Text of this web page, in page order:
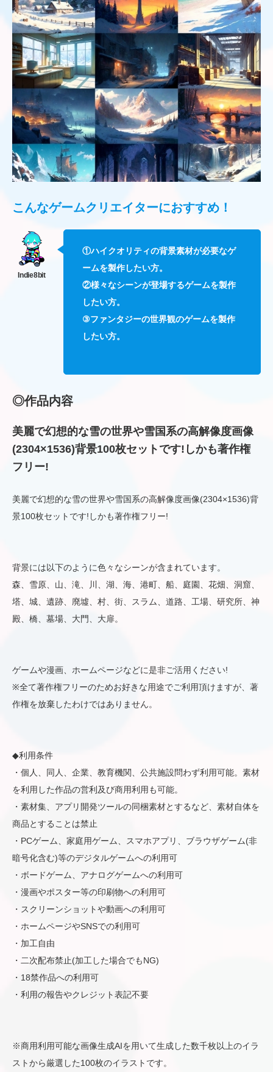
こんなゲームクリエイターにおすすめ！
①ハイクオリティの背景素材が必要なゲ
ームを製作したい方。
②様々なシーンが登場するゲームを製作
したい方。
③ファンタジーの世界観のゲームを製作
したい方。
◎作品内容
美麗で幻想的な雪の世界や雪国系の高解像度画像
(2304×1536)背景100枚セットです!しかも著作権
フリー!
美麗で幻想的な雪の世界や雪国系の高解像度画像(2304×1536)背
景100枚セットです!しかも著作権フリー!
背景には以下のように色々なシーンが含まれています。
森、雪原、山、滝、川、湖、海、港町、船、庭園、花畑、洞窟、
塔、城、遺跡、廃墟、村、街、スラム、道路、工場、研究所、神
殿、橋、墓場、大門、大扉。
ゲームや漫画、ホームページなどに是非ご活用ください!
※全て著作権フリーのためお好きな用途でご利用頂けますが、著
作権を放棄したわけではありません。
◆利用条件
・個人、同人、企業、教育機関、公共施設問わず利用可能。素材
を利用した作品の営利及び商用利用も可能。
・素材集、アプリ開発ツールの同梱素材とするなど、素材自体を
商品とすることは禁止
・PCゲーム、家庭用ゲーム、スマホアプリ、ブラウザゲーム(非
暗号化含む)等のデジタルゲームへの利用可
・ボードゲーム、アナログゲームへの利用可
・漫画やポスター等の印刷物への利用可
・スクリーンショットや動画への利用可
・ホームページやSNSでの利用可
・加工自由
・二次配布禁止(加工した場合でもNG)
・18禁作品への利用可
・利用の報告やクレジット表記不要
※商用利用可能な画像生成AIを用いて生成した数千枚以上のイラ
ストから厳選した100枚のイラストです。